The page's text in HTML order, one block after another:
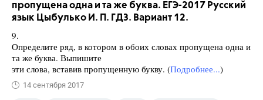
пропущена одна и та же буква. ЕГЭ-2017 Русский
язык Цыбулько И. П. ГДЗ. Вариант 12.
9.
Определите ряд, в котором в обоих словах пропущена одна и
та же буква. Выпишите
эти слова, вставив пропущенную букву. (Подробнее...)
14 сентября 2017